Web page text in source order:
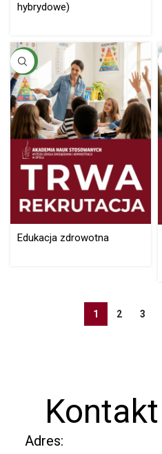
hybrydowe)
NEW
Edukacja zdrowotna
1 2 3
Adres: